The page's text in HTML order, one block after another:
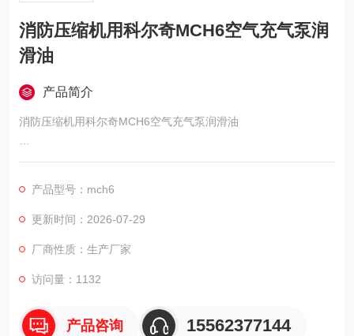
消防压缩机用科尔奇MCH6空气充气泵润
滑油
产品简介
消防压缩机用科尔奇MCH6空气充气泵润滑油
品牌：COLTRI SUB
型号：COLTRI OIL
产品型号：mch6
更新时间：2026-07-29
厂商性质：生产厂家
访问量：1132
产品咨询 15562377144